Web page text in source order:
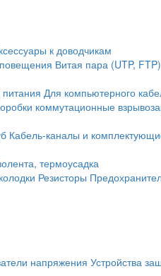
к доводчикам
Витая пара (UTP, FTP)
Для компьютерного
коммутационные
Кабель-каналы и
термоусадка
Резисторы
напряжения Устройства